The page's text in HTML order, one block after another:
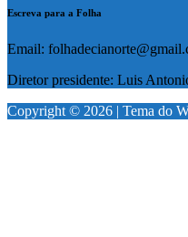
Escreva para a Folha
Email:
Diretor presidente: Luis
Copyright © 2026 | Tema do